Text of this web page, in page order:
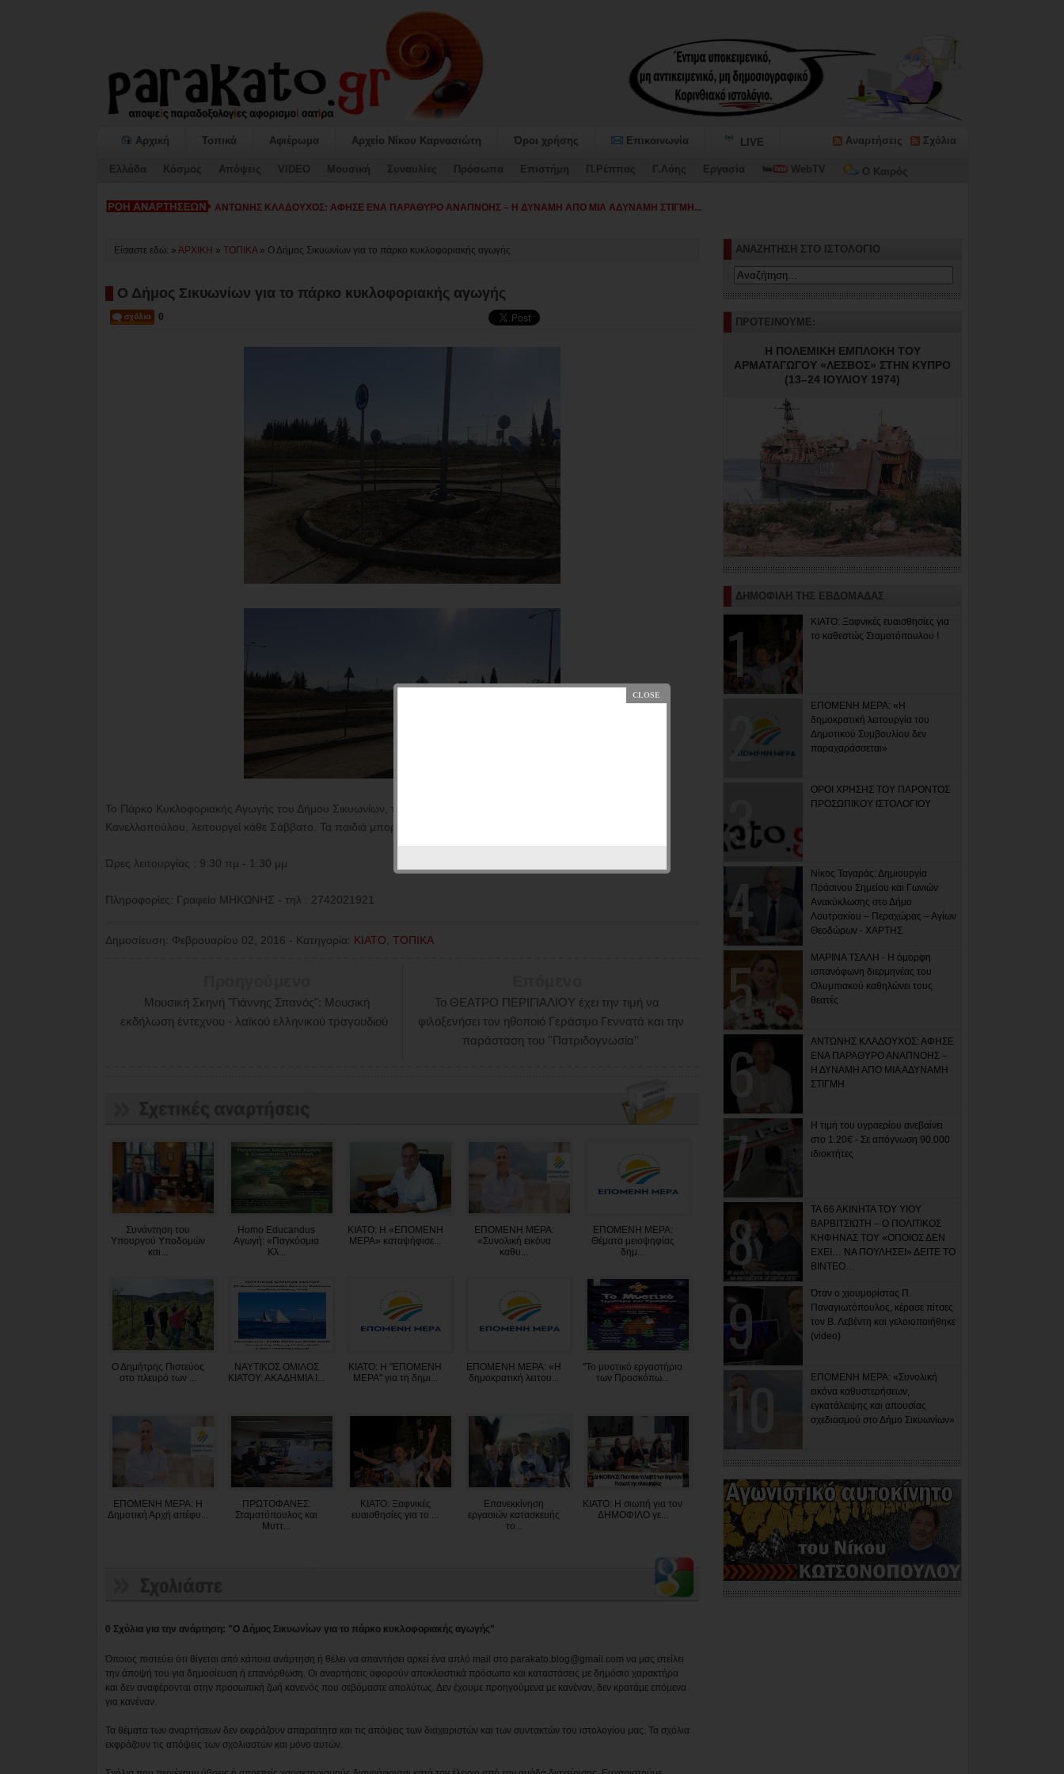
Αρχική Τοπικά Αφιέρωμα Αρχείο Νίκου Καρνασιώτη Όροι χρήσης Επικοινωνία LIVE Αναρτήσεις Σχόλια
Ελλάδα Κόσμος Απόψεις VIDEO Μουσική Συναυλίες Πρόσωπα Επιστήμη Π.Ρέππας Γ.Λόης Εργασία WebTV Ο Καιρός
ΚΙΑΤΟ: Η «ΕΠΟΜΕΝΗ ΜΕΡΑ» καταψή_
Είσαστε εδώ: » ΑΡΧΙΚΗ » ΤΟΠΙΚΑ» Ο Δήμος Σικυωνίων για το πάρκο κυκλοφοριακής αγωγής
Ο Δήμος Σικυωνίων για το πάρκο κυκλοφοριακής αγωγής
0
Το Πάρκο Κυκλοφοριακής Αγωγής του Δήμου Σικυωνίων, το οποίο βρίσκεται στο τέρμα του Συνοικισμού
Κανελλοπούλου, λειτουργεί κάθε Σάββατο. Τα παιδιά μπορούν να προσέρχονται με το ποδήλατό τους.
Ώρες λειτουργίας : 9:30 πμ - 1:30 μμ
Πληροφορίες: Γραφείο ΜΗΚΩΝΗΣ - τηλ : 2742021921
Δημοσίευση: Φεβρουαρίου 02, 2016 - Κατηγορία: ΚΙΑΤΟ ΤΟΠΙΚΑ
Το ΘΕΑΤΡΟ ΠΕΡΙΓΙΑΛΙΟΥ έχει την τιμή να
φιλοξενήσει τον ηθοποιό Γεράσιμο Γεννατά και την
παράσταση του ''Πατριδογνωσία''
Μουσική Σκηνή "Γιάννης Σπανός": Μουσική
εκδήλωση έντεχνου - λαϊκού ελληνικού τραγουδιού
Συνάντηση του
Υπουργού Υποδομών
και...
Homo Educandus
Αγωγή: «Παγκόσμια
Κλ...
ΚΙΑΤΟ: Η «ΕΠΟΜΕΝΗ
ΜΕΡΑ» καταψήφισε...
ΕΠΟΜΕΝΗ ΜΕΡΑ:
«Συνολική εικόνα
καθυ...
ΕΠΟΜΕΝΗ ΜΕΡΑ:
Θέματα μειοψηφίας
δημ...
Ο Δημήτρης Πιστεύος
στο πλευρό των ...
ΝΑΥΤΙΚΟΣ ΟΜΙΛΟΣ
ΚΙΑΤΟΥ: ΑΚΑΔΗΜΙΑ Ι...
ΚΙΑΤΟ: Η "ΕΠΟΜΕΝΗ
ΜΕΡΑ" για τη δημι...
ΕΠΟΜΕΝΗ ΜΕΡΑ: «Η
δημοκρατική λειτου...
"Το μυστικό εργαστήριο
των Προσκόπω...
ΕΠΟΜΕΝΗ ΜΕΡΑ: Η
Δημοτική Αρχή απέφυ...
ΠΡΩΤΟΦΑΝΕΣ:
Σταματόπουλος και
Μυττ...
ΚΙΑΤΟ: Ξαφνικές
ευαισθησίες για το ...
Επανεκκίνηση
εργασιών κατασκευής
το...
ΚΙΑΤΟ: Η σιωπή για τον
ΔΗΜΟΦΙΛΟ γε...
0 Σχόλια για την ανάρτηση: "Ο Δήμος Σικυωνίων για το πάρκο κυκλοφοριακής αγωγής"
Όποιος πιστεύει ότι θίγεται από κάποια ανάρτηση ή θέλει να απαντήσει αρκεί ένα απλό mail στο parakato.blog@gmail.com να μας στείλει
την άποψή του για δημοσίευση ή επανόρθωση. Οι αναρτήσεις αφορούν αποκλειστικά πρόσωπα και καταστάσεις με δημόσιο χαρακτήρα
και δεν αναφέρονται στην προσωπική ζωή κανενός που σεβόμαστε απολύτως. Δεν έχουμε προηγούμενα με κανέναν, δεν κρατάμε επόμενα
για κανέναν.
Τα θέματα των αναρτήσεων δεν εκφράζουν απαραίτητα και τις απόψεις των διαχειριστών και των συντακτών του ιστολογίου μας. Τα σχόλια
εκφράζουν τις απόψεις των σχολιαστών και μόνο αυτών.
ΑΝΑΖΗΤΗΣΗ ΣΤΟ ΙΣΤΟΛΟΓΙΟ
ΠΡΟΤΕΙΝΟΥΜΕ:
Η ΠΟΛΕΜΙΚΗ ΕΜΠΛΟΚΗ ΤΟΥ
ΑΡΜΑΤΑΓΩΓΟΥ «ΛΕΣΒΟΣ» ΣΤΗΝ ΚΥΠΡΟ
(13–24 ΙΟΥΛΙΟΥ 1974)
ΔΗΜΟΦΙΛΗ ΤΗΣ ΕΒΔΟΜΑΔΑΣ
ΚΙΑΤΟ: Ξαφνικές ευαισθησίες για
το καθεστώς Σταματόπουλου !
ΕΠΟΜΕΝΗ ΜΕΡΑ: «Η
δημοκρατική λειτουργία του
Δημοτικού Συμβουλίου δεν
παραχαράσσεται»
ΟΡΟΙ ΧΡΗΣΗΣ ΤΟΥ ΠΑΡΟΝΤΟΣ
ΠΡΟΣΩΠΙΚΟΥ ΙΣΤΟΛΟΓΙΟΥ
Νίκος Ταγαράς: Δημιουργία
Πράσινου Σημείου και Γωνιών
Ανακύκλωσης στο Δήμο
Λουτρακίου – Περαχώρας – Αγίων
Θεοδώρων - ΧΑΡΤΗΣ
ΜΑΡΙΝΑ ΤΣΑΛΗ - Η όμορφη
ισπανόφωνη διερμηνέας του
Ολυμπιακού καθηλώνει τους
θεατές
ΑΝΤΩΝΗΣ ΚΛΑΔΟΥΧΟΣ: ΑΦΗΣΕ
ΕΝΑ ΠΑΡΑΘΥΡΟ ΑΝΑΠΝΟΗΣ –
Η ΔΥΝΑΜΗ ΑΠΟ ΜΙΑ ΑΔΥΝΑΜΗ
ΣΤΙΓΜΗ
Η τιμή του υγραερίου ανεβαίνει
στο 1.20€ - Σε απόγνωση 90.000
ιδιοκτήτες
ΤΑ 66 ΑΚΙΝΗΤΑ ΤΟΥ ΥΙΟΥ
ΒΑΡΒΙΤΣΙΩΤΗ – Ο ΠΟΛΙΤΙΚΟΣ
ΚΗΦΗΝΑΣ ΤΟΥ «ΟΠΟΙΟΣ ΔΕΝ
ΕΧΕΙ… ΝΑ ΠΟΥΛΗΣΕΙ» ΔΕΙΤΕ ΤΟ
ΒΙΝΤΕΟ…
Όταν ο χιουμορίστας Π.
Παναγιωτόπουλος, κέρασε πίτσες
τον Β. Λεβέντη και γελοιοποιήθηκε
(video)
ΕΠΟΜΕΝΗ ΜΕΡΑ: «Συνολική
εικόνα καθυστερήσεων,
εγκατάλειψης και απουσίας
σχεδιασμού στο Δήμο Σικυωνίων»